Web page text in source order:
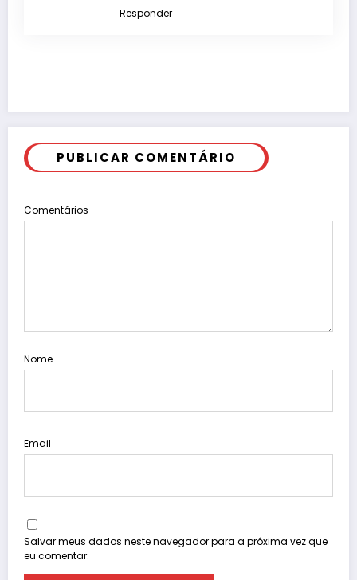
Responder
PUBLICAR COMENTÁRIO
Comentários
Nome
Email
Salvar meus dados neste navegador para a próxima vez que
eu comentar.